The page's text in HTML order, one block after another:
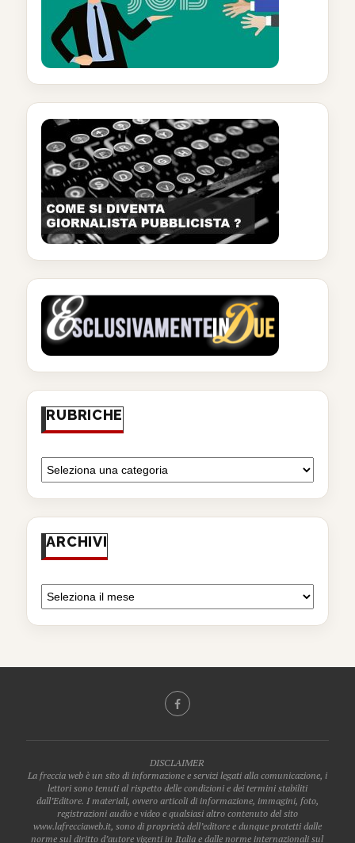
RUBRICHE
ARCHIVI
DISCLAIMER
La freccia web è un sito di informazione e servizi legati alla comunicazione, i
lettori sono tenuti al rispetto delle condizioni e dei termini stabiliti
dall’Editore. I materiali, ovvero articoli di informazione, immagini, foto,
registrazioni audio e video e qualsiasi altro contenuto del sito
www.lafrecciaweb.it, sono di proprietà dell’editore e dunque protetti dalle
norme sul diritto d’autore vigenti in Italia e dalle norme internazionali sul